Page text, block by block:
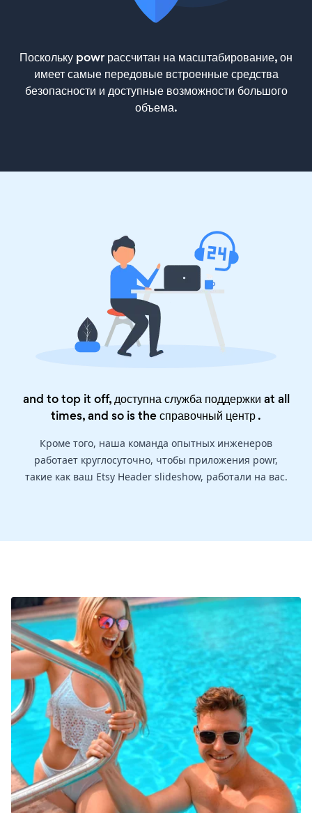
Поскольку powr рассчитан на масштабирование, он
имеет самые передовые встроенные средства
безопасности и доступные возможности большого
объема.
and to top it off, доступна служба поддержки at all
times, and so is theсправочный центр.
Кроме того, наша команда опытных инженеров
работает круглосуточно, чтобы приложения powr,
такие как ваш Etsy Header slideshow, работали на вас.